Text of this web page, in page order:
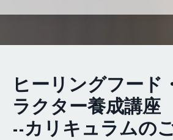
ヒーリングフード
ラクター養成講座
--カリキュラムの